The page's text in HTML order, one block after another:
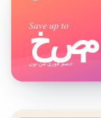
Save up to
خصم
خصم فوري من نون